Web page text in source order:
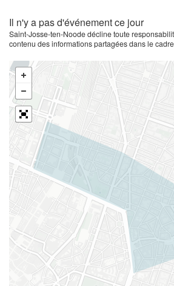
Il n'y a pas d'événement ce jour
Saint-Josse-ten-Noode décline toute
contenu des informations partagées dans le cadre